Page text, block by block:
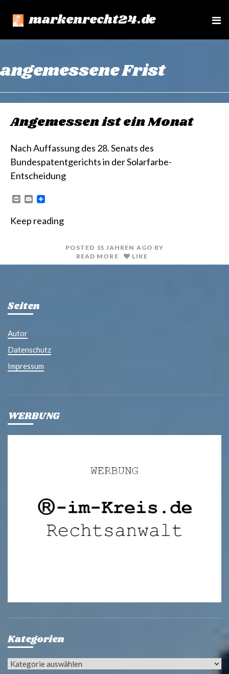
markenrecht24.de
e
angemessene Frist
Angemessen ist ein Monat
Nach Auffassung des 28. Senats des
Bundespatentgerichts in der Solarfarbe-
Entscheidung
n
E
i
Keep reading
POSTED 15 JAHREN AGO BY
READ MORE
LIKE
Seiten
Autor
Datenschutz
Impressum
WERBUNG
Kategorien
Kategorien